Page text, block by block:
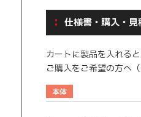
仕様書・購入・見
カートに製品を入れる
ご購入をご希望の方へ
本体